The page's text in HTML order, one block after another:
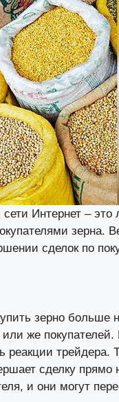
Интернет –
зерна.
сделок по
зерно больше
же
трейдера.
сделку прямо
и они могут